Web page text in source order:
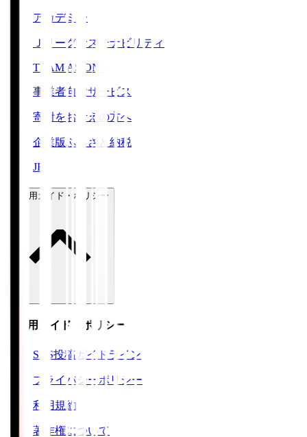
アカデミー
Ｊリーグサステナビリティ
TEAM AS ONE
事業者向けサービス
寄附をお考えの方へ
企業版ふるさと納税
JFA
ご利用ガイド・ポリシー
ご利用ガイド・ポリシー
SNS投稿ガイドライン
プライバシーポリシー
利用規約
著作権について